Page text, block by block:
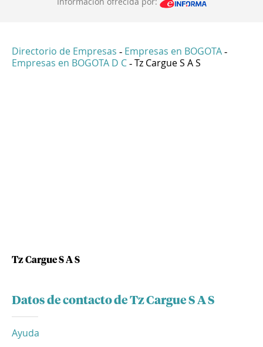
Directorio de Empresas - Empresas en BOGOTA -
Empresas en BOGOTA D C - Tz Cargue S A S
Tz Cargue S A S
Datos de contacto de Tz Cargue S A S
Ayuda